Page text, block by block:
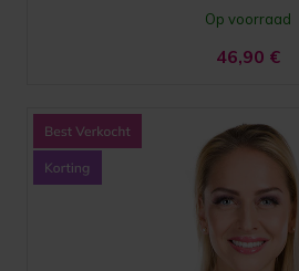
Op voorraad
46,90 €